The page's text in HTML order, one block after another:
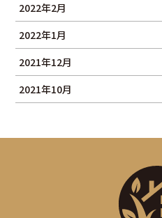
2022年2月
2022年1月
2021年12月
2021年10月